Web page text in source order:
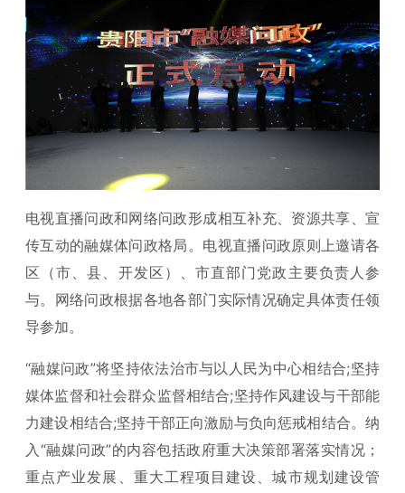
电视直播问政和网络问政形成相互补充、资源共享、宣
传互动的融媒体问政格局。电视直播问政原则上邀请各
区（市、县、开发区）、市直部门党政主要负责人参
与。网络问政根据各地各部门实际情况确定具体责任领
导参加。
“融媒问政”将坚持依法治市与以人民为中心相结合;坚持
媒体监督和社会群众监督相结合;坚持作风建设与干部能
力建设相结合;坚持干部正向激励与负向惩戒相结合。纳
入“融媒问政”的内容包括政府重大决策部署落实情况；
重点产业发展、重大工程项目建设、城市规划建设管